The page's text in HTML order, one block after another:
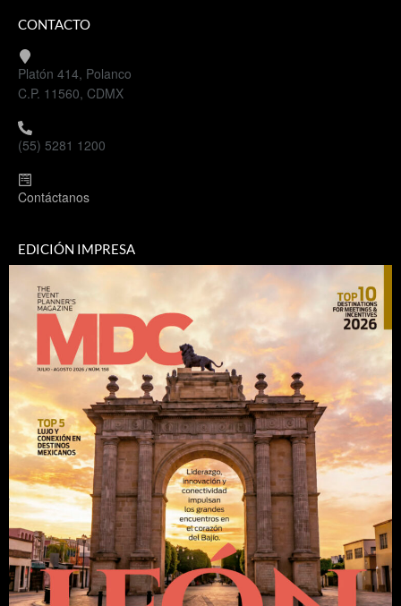
CONTACTO
Platón 414, Polanco
C.P. 11560, CDMX
(55) 5281 1200
Contáctanos
EDICIÓN IMPRESA